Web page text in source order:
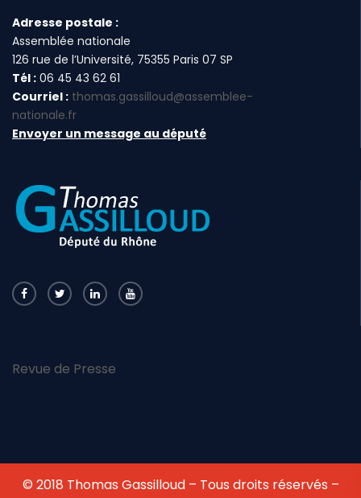
Adresse postale :
Assemblée nationale
126 rue de l’Université, 75355 Paris 07 SP
Tél : 06 45 43 62 61
Courriel : thomas.gassilloud@assemblee-
nationale.fr
Envoyer un message au député
Revue de Presse
© 2018 Thomas Gassilloud – Tous droits réservés –